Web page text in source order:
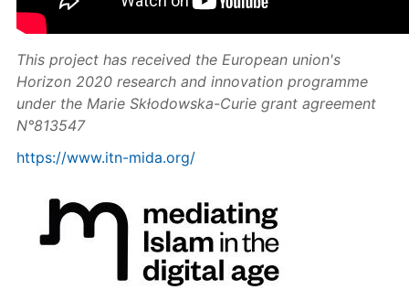
This project has received the European union's
Horizon 2020 research and innovation programme
under the Marie Skłodowska-Curie grant agreement
N°813547
https://www.itn-mida.org/